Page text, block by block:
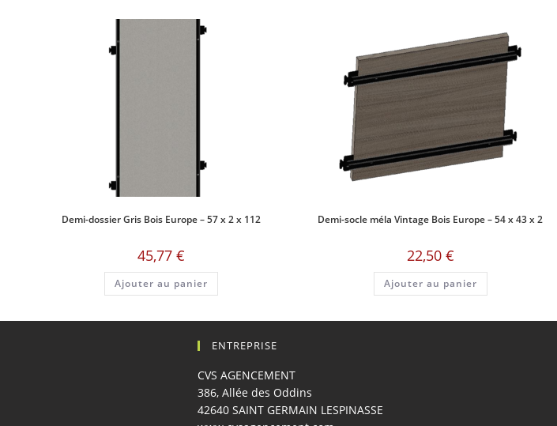
Demi-dossier Gris Bois Europe – 57 x 2 x 112
45,77 €
Ajouter au panier
Demi-socle méla Vintage Bois Europe – 54 x 43 x 2
22,50 €
Ajouter au panier
ENTREPRISE
CVS AGENCEMENT
386, Allée des Oddins
42640 SAINT GERMAIN LESPINASSE